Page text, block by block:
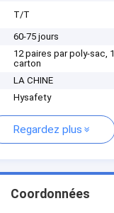
T/T
60-75 jours
12 paires par poly-sac,
carton
LA CHINE
Hysafety
Regardez plus
Coordonnées